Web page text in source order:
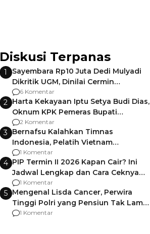
Diskusi Terpanas
1
Sayembara Rp10 Juta Dedi Mulyadi
Dikritik UGM, Dinilai Cermin
Gagalnya Negara Jamin Keamanan
6 Komentar
2 Harta Kekayaan Iptu Setya Budi Dias,
Oknum KPK Pemeras Bupati
Pemalang
2 Komentar
3 Bernafsu Kalahkan Timnas
Indonesia, Pelatih Vietnam
Berencana Pakai Jimat di Pakansari
1 Komentar
4 PIP Termin II 2026 Kapan Cair? Ini
Jadwal Lengkap dan Cara Ceknya
agar Dana Tidak Hangus!
1 Komentar
5 Mengenal Lisda Cancer, Perwira
Tinggi Polri yang Pensiun Tak Lama
Usai Jadi Brigjen
1 Komentar